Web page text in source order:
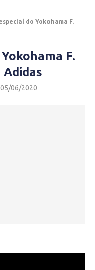
do Yokohama F.
F.
05/06/2020